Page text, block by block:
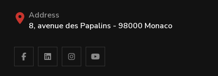
Address
8, avenue des Papalins - 98000 Monaco